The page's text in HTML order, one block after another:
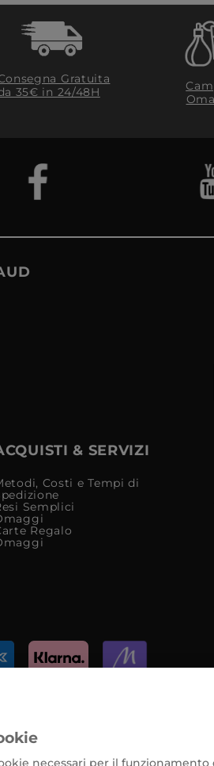
Gratuita
35€​ in 24/48H
& SERVIZI
Costi e Tempi di
Semplici
Regalo
necessari per il